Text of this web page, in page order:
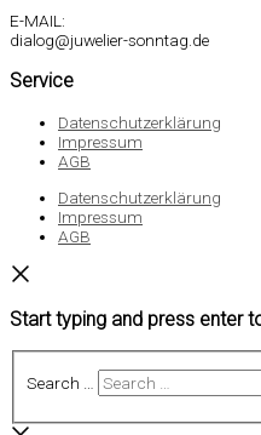
E-MAIL:
dialog@juwelier-sonntag.de
Service
Datenschutzerklärung
Impressum
AGB
Datenschutzerklärung
Impressum
AGB
Start typing and press enter
Search …